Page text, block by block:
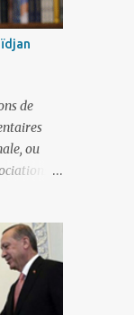
avec le
ce qui
nomme
les
Et
de
ou
17
d'un
portaient